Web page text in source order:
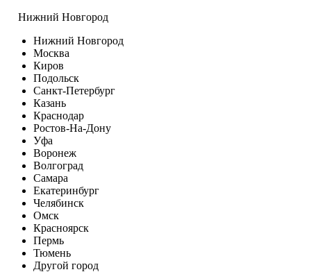
Нижний Новгород
Нижний Новгород
Москва
Киров
Подольск
Санкт-Петербург
Казань
Краснодар
Ростов-На-Дону
Уфа
Воронеж
Волгоград
Самара
Екатеринбург
Челябинск
Омск
Красноярск
Пермь
Тюмень
Другой город